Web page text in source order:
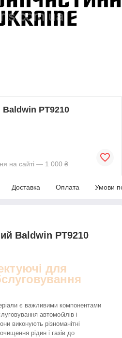
Baldwin PT9210
на сайті — 1 000 ₴
Доставка Оплата Умови
Baldwin PT9210
для
є важливими компонентами
автомобілів і
виконують різноманітні
рідин і газів до